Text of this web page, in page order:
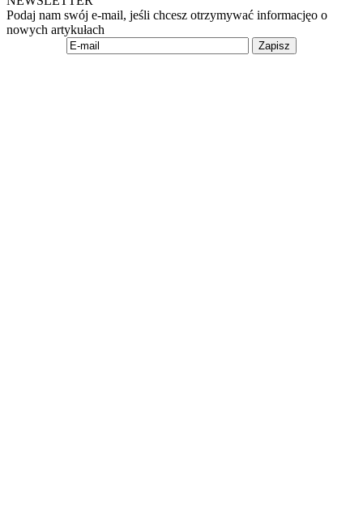
Podaj nam swój e-mail, jeśli chcesz otrzymywać informacjęo o
nowych artykułach
Zapisz